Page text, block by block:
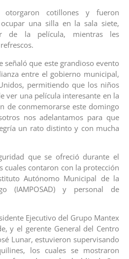
otorgaron cotillones y fueron
una silla en la sala siete,
de la película, mientras les
señaló que este grandioso evento
entre el gobierno municipal,
permitiendo que los niños
ver una película interesante en la
de conmemorarse este domingo
nos adelantamos para que
un rato distinto y con mucha
que se ofreció durante el
cuales contaron con la protección
Autónomo Municipal de la
(IAMPOSAD) y personal de
Ejecutivo del Grupo Mantex
y el gerente General del Centro
Lunar, estuvieron supervisando
los cuales se mostraron